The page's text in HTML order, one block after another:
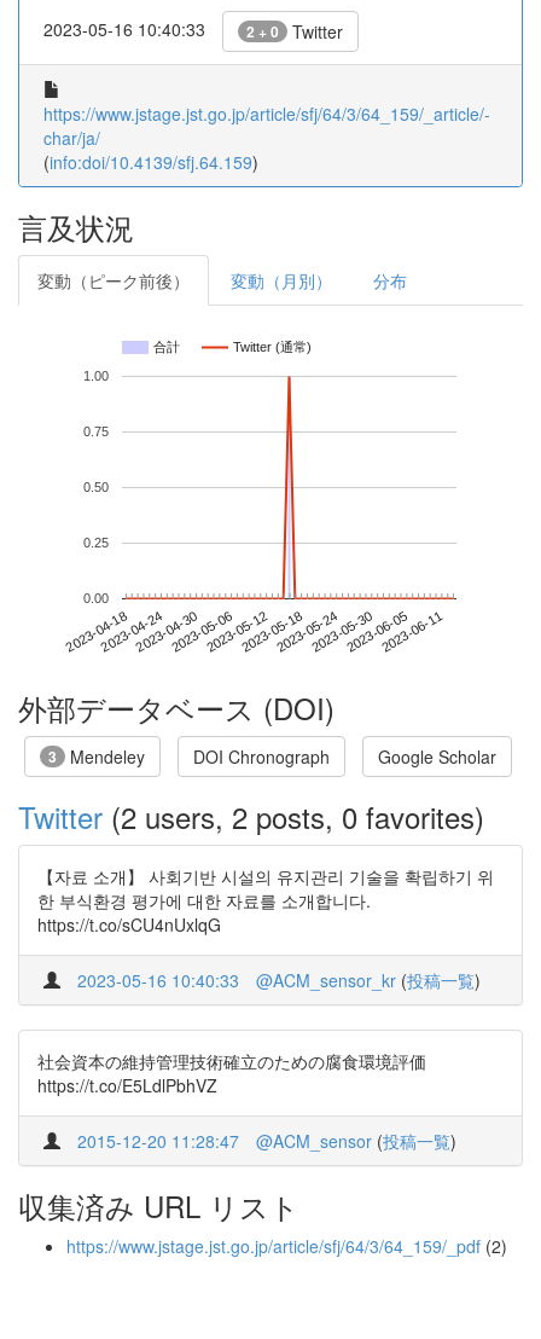
2023-05-16 10:40:33 2 + 0 Twitter
https://www.jstage.jst.go.jp/article/sfj/64/3/64_159/_article/-
char/ja/
(info:doi/10.4139/sfj.64.159)
言及状況
変動（ピーク前後） 変動（月別） 分布
合計 Twitter (通常)
2023-04-182023-04-242023-04-302023-05-062023-05-122023-05-182023-05-242023-05-302023-06-052023-06-11
0.00
0.25
0.50
0.75
1.00
外部データベース (DOI)
3 Mendeley DOI Chronograph Google Scholar
Twitter (2 users, 2 posts, 0 favorites)
【자료 소개】 사회기반 시설의 유지관리 기술을 확립하기 위
한 부식환경 평가에 대한 자료를 소개합니다.
https://t.co/sCU4nUxlqG
2023-05-16 10:40:33 @ACM_sensor_kr (投稿一覧)
社会資本の維持管理技術確立のための腐食環境評価
https://t.co/E5LdlPbhVZ
2015-12-20 11:28:47 @ACM_sensor (投稿一覧)
収集済み URL リスト
https://www.jstage.jst.go.jp/article/sfj/64/3/64_159/_pdf (2)